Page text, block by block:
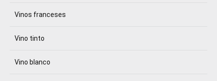
Vinos franceses
Vino tinto
Vino blanco